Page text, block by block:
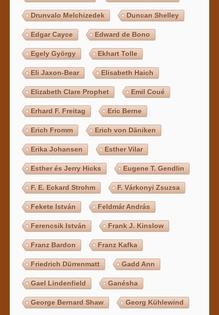
Drunvalo Melchizedek Duncan Shelley
Edgar Cayce Edward de Bono
Egely György Ekhart Tolle
Eli Jaxon-Bear Elisabeth Haich
Elizabeth Clare Prophet Emil Coué
Erhard F. Freitag Eric Berne
Erich Fromm Erich von Däniken
Erika Johansen Esther Vilar
Esther és Jerry Hicks Eugene T. Gendlin
F. E. Eckard Strohm F. Várkonyi Zsuzsa
Fekete István Feldmár András
Ferencsik István Frank J. Kinslow
Franz Bardon Franz Kafka
Friedrich Dürrenmatt Gadd Ann
Gael Lindenfield Ganésha
George Bernard Shaw Georg Kühlewind